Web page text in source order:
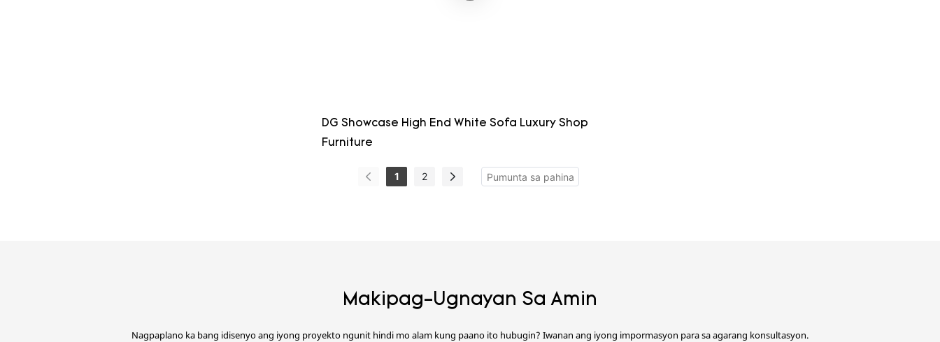
DG Showcase High End White Sofa Luxury Shop
Furniture
1 2
Makipag-Ugnayan Sa Amin
Nagpaplano ka bang idisenyo ang iyong proyekto ngunit hindi mo alam kung paano ito hubugin? Iwanan ang iyong impormasyon para sa agarang konsultasyon.